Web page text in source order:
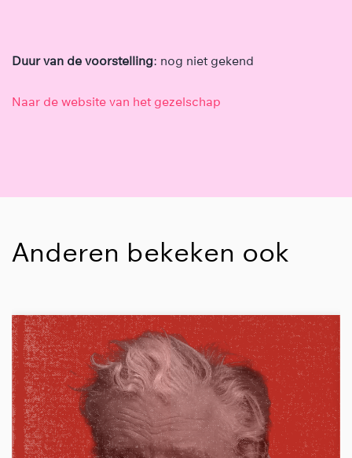
Duur van de voorstelling: nog niet gekend
Naar de website van het gezelschap
Anderen bekeken ook